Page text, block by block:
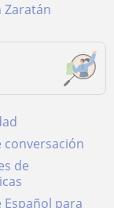
Zaratán
conversación